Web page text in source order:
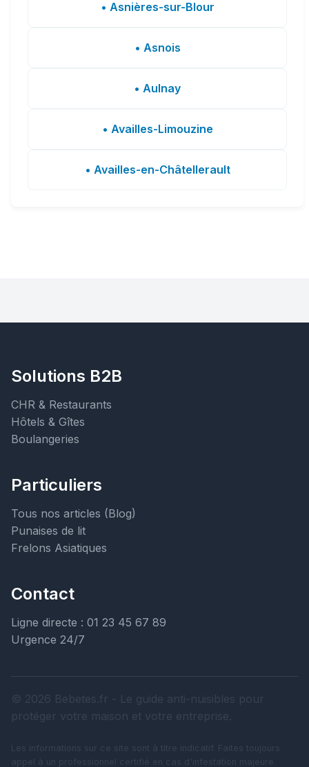
• Asnières-sur-Blour
• Asnois
• Aulnay
• Availles-Limouzine
• Availles-en-Châtellerault
Solutions B2B
CHR & Restaurants
Hôtels & Gîtes
Boulangeries
Particuliers
Tous nos articles (Blog)
Punaises de lit
Frelons Asiatiques
Contact
Ligne directe : 01 23 45 67 89
Urgence 24/7
© 2026 Bebetes.fr - Le guide anti-nuisibles pour
protéger votre maison et votre entreprise.
Les informations sur ce site sont à titre indicatif. Faites toujours
appel à un professionnel certifié en cas d'infestation majeure.